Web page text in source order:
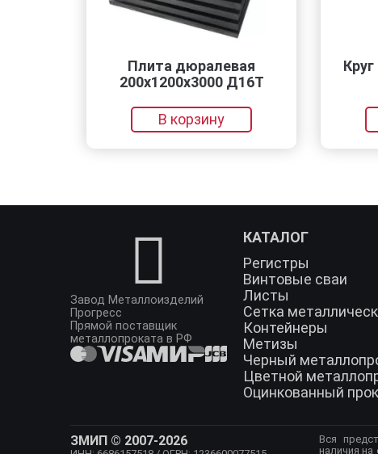
Плита дюралевая
Д16Т
Круг калиброванный
Завод Металлоизделий
Прогресс
Прямой поставщик
металлопроката в РФ
КАТАЛОГ
Регистры
Винтовые сваи
Листы
Сетка
Контейнеры
Метизы
Черный
Цветной
Оцинкованный
ЗМИП © 2007-2026
Вся
наличия